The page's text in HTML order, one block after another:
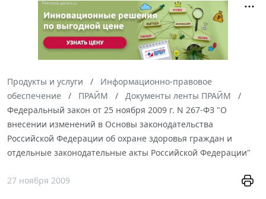
Продукты и услуги
Информационно-правовое
обеспечение
ПРАЙМ
Документы ленты ПРАЙМ
Федеральный закон от 25 ноября 2009 г. N 267-ФЗ "О
внесении изменений в Основы законодательства
Российской Федерации об охране здоровья граждан и
отдельные законодательные акты Российской Федерации"
27 ноября 2009